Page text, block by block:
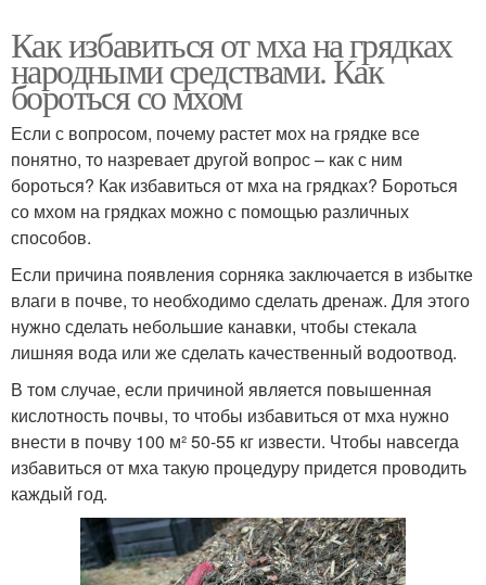
Как избавиться от мха на грядках
народными средствами. Как
бороться со мхом
Если с вопросом, почему растет мох на грядке все
понятно, то назревает другой вопрос – как с ним
бороться? Как избавиться от мха на грядках? Бороться
со мхом на грядках можно с помощью различных
способов.
Если причина появления сорняка заключается в избытке
влаги в почве, то необходимо сделать дренаж. Для этого
нужно сделать небольшие канавки, чтобы стекала
лишняя вода или же сделать качественный водоотвод.
В том случае, если причиной является повышенная
кислотность почвы, то чтобы избавиться от мха нужно
внести в почву 100 м² 50-55 кг извести. Чтобы навсегда
избавиться от мха такую процедуру придется проводить
каждый год.